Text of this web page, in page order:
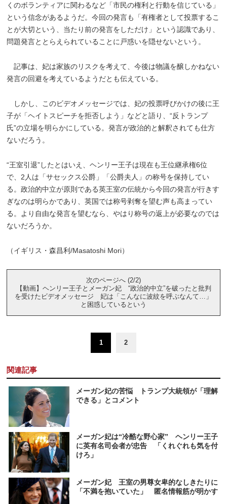
くのボランティアに関わるなど「市民の権利と行動を信じている」
という信念があるようだ。今回の発言も「有権者として投票するこ
とが大切という、当たり前の発言をしただけ」という認識であり、
問題発言ととらえられていることに戸惑いを隠せないという。
記事は、妃は家族のリスクを考えて、今後は物議を醸しかねない
発言の回避を考えているようだとも伝えている。
しかし、このビデオメッセージでは、妃の投票呼びかけの後に王
子が「ヘイトスピーチを拒否しよう」などと語り、“反トランプ
氏”の立場を明らかにしている。発言が政治的と解釈されても仕方
ないだろう。
“王室引退”したとはいえ、ヘンリー王子は現在も王位継承権6位
で、2人は「サセックス公爵」「公爵夫人」の称号を保持してい
る。政治的中立が原則である英王室の伝統から今回の発言が行きす
ぎなのは明らかであり、英国では称号剥奪を望む声も高まってい
る。より自由な発言を望むなら、やはり称号の返上が必要なのでは
ないだろうか。
（イギリス・森昌利/Masatoshi Mori）
次のページへ (2/2)
【動画】ヘンリー王子とメーガン妃 “政治的中立”を破ったと批判
を受けたビデオメッセージ 妃は「こんなに波紋を呼ぶなんて…」
と困惑しているという
1 2
関連記事
メーガン妃の苦悩 トランプ大統領が「理解
できる」とコメント
メーガン妃は“冷酷な野心家” ヘンリー王子
に英有名司会者が忠告 「くれぐれも気を付
けろ」
メーガン妃 王室の男尊女卑的なしきたりに
「不満を抱いていた」 匿名情報筋が明かす